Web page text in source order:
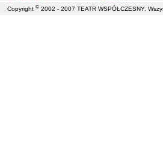
Copyright © 2002 - 2007 TEATR WSPÓŁCZESNY.